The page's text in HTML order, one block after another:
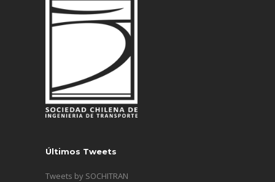
Últimos Tweets
Tweets by SOCHITRAN